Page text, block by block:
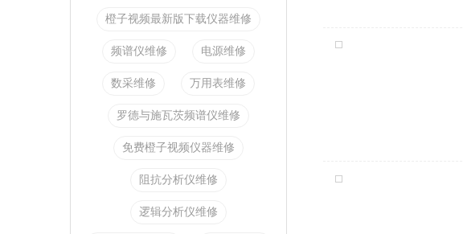
橙子视频最新版下载仪器维修
频谱仪维修 电源维修
数采维修 万用表维修
罗德与施瓦茨频谱仪维修
免费橙子视频仪器维修
阻抗分析仪维修
逻辑分析仪维修